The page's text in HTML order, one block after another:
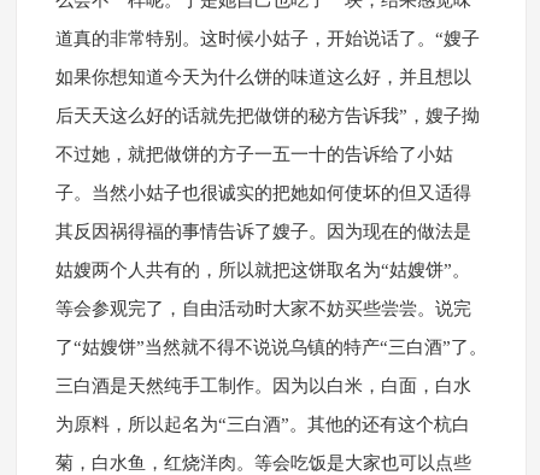
道真的非常特别。这时候小姑子，开始说话了。“嫂子
如果你想知道今天为什么饼的味道这么好，并且想以
后天天这么好的话就先把做饼的秘方告诉我”，嫂子拗
不过她，就把做饼的方子一五一十的告诉给了小姑
子。当然小姑子也很诚实的把她如何使坏的但又适得
其反因祸得福的事情告诉了嫂子。因为现在的做法是
姑嫂两个人共有的，所以就把这饼取名为“姑嫂饼”。
等会参观完了，自由活动时大家不妨买些尝尝。说完
了“姑嫂饼”当然就不得不说说乌镇的特产“三白酒”了。
三白酒是天然纯手工制作。因为以白米，白面，白水
为原料，所以起名为“三白酒”。其他的还有这个杭白
菊，白水鱼，红烧洋肉。等会吃饭是大家也可以点些